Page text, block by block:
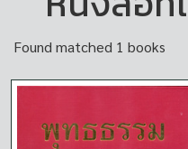
Found matched 1 books